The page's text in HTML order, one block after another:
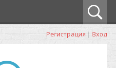
Регистрация | Вход